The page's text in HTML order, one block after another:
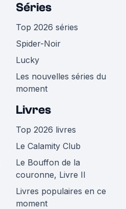
Séries
Top 2026 séries
Spider-Noir
Lucky
Les nouvelles séries du
moment
Livres
Top 2026 livres
Le Calamity Club
Le Bouffon de la
couronne, Livre II
Livres populaires en ce
moment